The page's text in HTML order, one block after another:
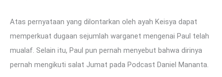
Atas pernyataan yang dilontarkan oleh ayah Keisya dapat
memperkuat dugaan sejumlah warganet mengenai Paul telah
mualaf. Selain itu, Paul pun pernah menyebut bahwa dirinya
pernah mengikuti salat Jumat pada Podcast Daniel Mananta.